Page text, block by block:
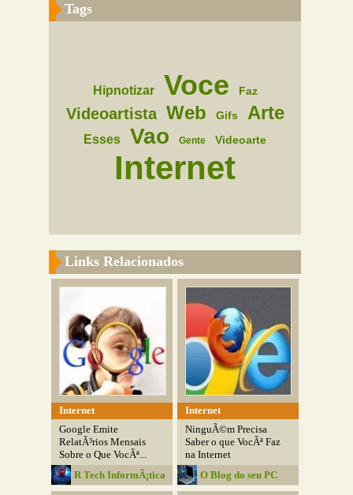
Tags
Hipnotizar Voce Faz
Videoartista Web Gifs Arte
Esses Vao Gente Videoarte
Internet
Links Relacionados
Internet
Google Emite
RelatÃ³rios Mensais
Sobre o Que VocÃª...
R Tech InformÃ¡tica
Internet
NinguÃ©m Precisa
Saber o que VocÃª Faz
na Internet
O Blog do seu PC